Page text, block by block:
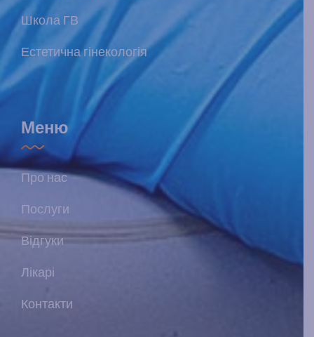
Школа ГВ
Естетична гінекологія
Меню
Про нас
Послуги
Відгуки
Лікарі
Контакти